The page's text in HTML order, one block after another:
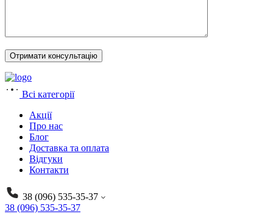
Всі категорії
Акції
Про нас
Блог
Доставка та оплата
Відгуки
Контакти
38 (096) 535-35-37
38 (096) 535-35-37